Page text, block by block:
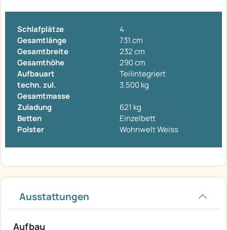
Schlafplätze
4
Gesamtlänge
731 cm
Gesamtbreite
232 cm
Gesamthöhe
290 cm
Aufbauart
Teilintegriert
techn. zul.
Gesamtmasse
3.500 kg
Zuladung
621 kg
Betten
Einzelbett
Polster
Wohnwelt Weiss
Ausstattungen
Aufbau